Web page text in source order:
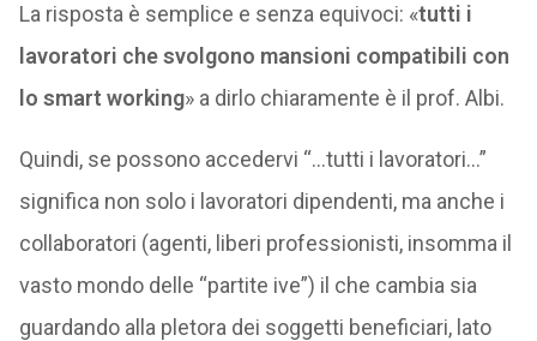
La risposta è semplice e senza equivoci: «tutti i
lavoratori che svolgono mansioni compatibili con
lo smart working» a dirlo chiaramente è il prof. Albi.
Quindi, se possono accedervi “…tutti i lavoratori…”
significa non solo i lavoratori dipendenti, ma anche i
collaboratori (agenti, liberi professionisti, insomma il
vasto mondo delle “partite ive”) il che cambia sia
guardando alla pletora dei soggetti beneficiari, lato